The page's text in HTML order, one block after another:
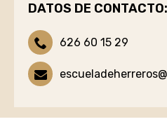
DATOS DE CONTACTO:
626 60 15 29